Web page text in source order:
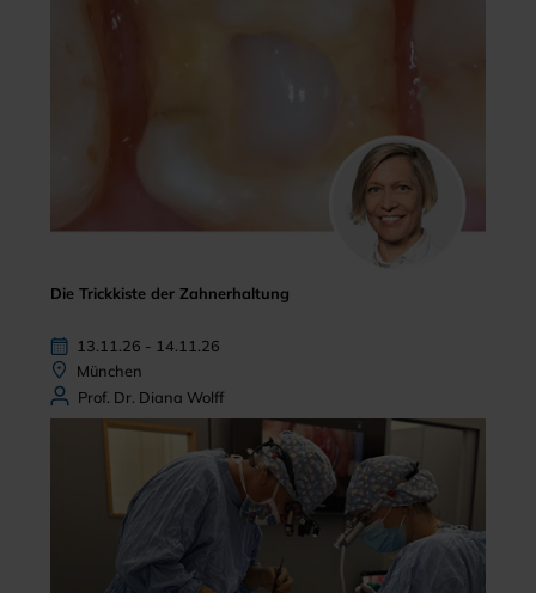
Die Trickkiste der Zahnerhaltung
13.11.26 - 14.11.26
München
Prof. Dr. Diana Wolff